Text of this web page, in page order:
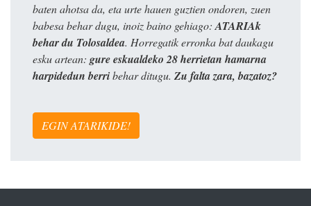
baten ahotsa da, eta urte hauen guztien ondoren, zuen
babesa behar dugu, inoiz baino gehiago: ATARIAk
behar du Tolosaldea. Horregatik erronka bat daukagu
esku artean: gure eskualdeko 28 herrietan hamarna
harpidedun berribehar ditugu. Zu falta zara, bazatoz?
EGIN ATARIKIDE!